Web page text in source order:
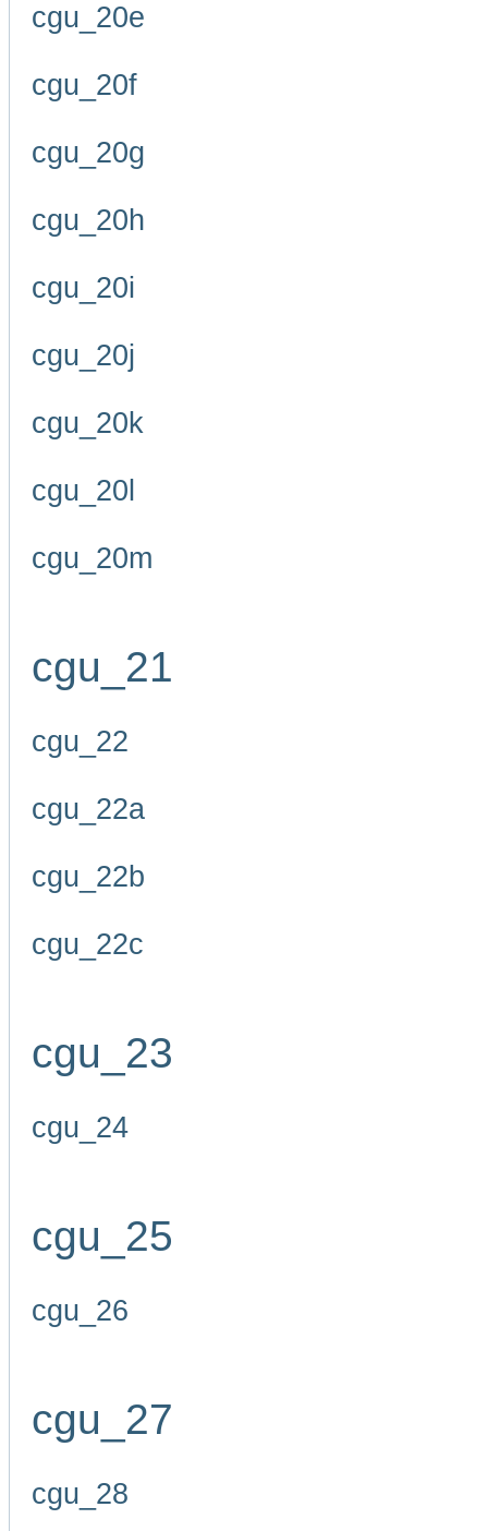
cgu_20e
cgu_20f
cgu_20g
cgu_20h
cgu_20i
cgu_20j
cgu_20k
cgu_20l
cgu_20m
cgu_21
cgu_22
cgu_22a
cgu_22b
cgu_22c
cgu_23
cgu_24
cgu_25
cgu_26
cgu_27
cgu_28